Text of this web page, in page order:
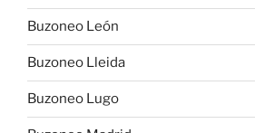
Buzoneo León
Buzoneo Lleida
Buzoneo Lugo